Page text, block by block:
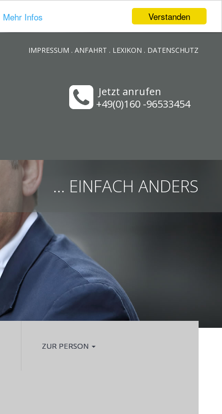
Verstanden
Mehr Infos
IMPRESSUM . ANFAHRT . LEXIKON . DATENSCHUTZ
Jetzt anrufen
+49(0)160 -96533454
... EINFACH ANDERS
ZUR PERSON